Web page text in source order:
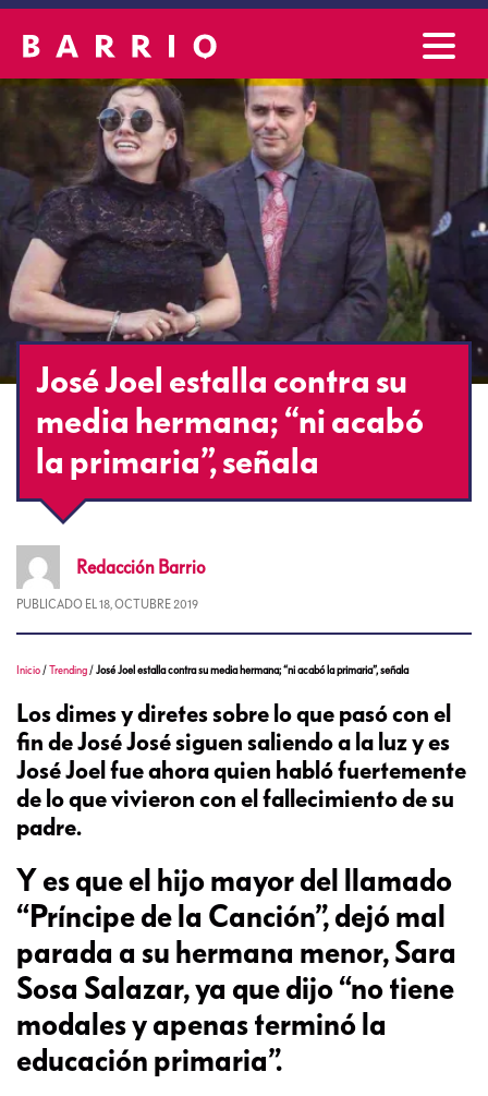
José Joel estalla contra su
media hermana; “ni acabó
la primaria”, señala
Redacción Barrio
PUBLICADO EL 18, OCTUBRE 2019
Inicio /Trending /José Joel estalla contra su media hermana; “ni acabó la primaria”, señala
Los dimes y diretes sobre lo que pasó con el
fin de José José siguen saliendo a la luz y es
José Joel fue ahora quien habló fuertemente
de lo que vivieron con el fallecimiento de su
padre.
Y es que el hijo mayor del llamado
“Príncipe de la Canción”, dejó mal
parada a su hermana menor, Sara
Sosa Salazar, ya que dijo “no tiene
modales y apenas terminó la
educación primaria”.